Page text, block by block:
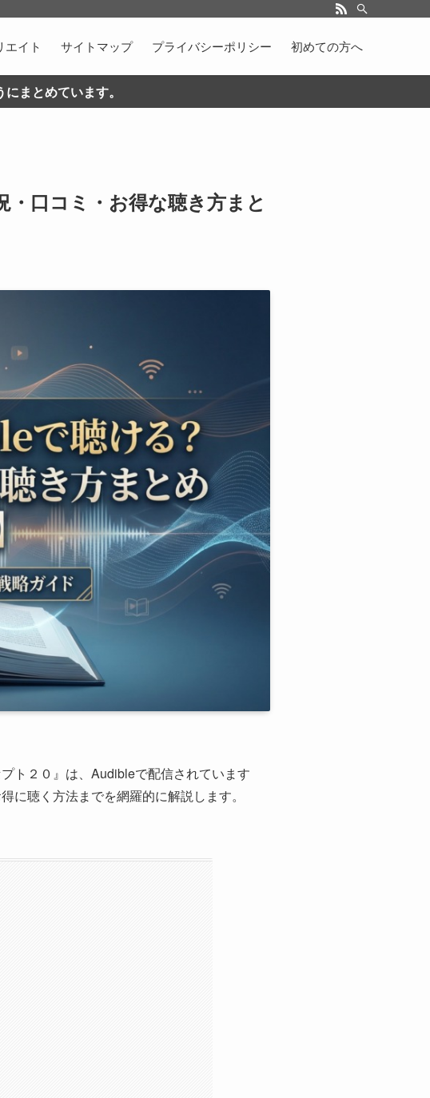
エイト サイトマップ プライバシーポリシー 初めての方へ
まとめています。
・口コミ・お得な聴き方まと
ト２０』は、Audibleで配信されています
に聴く方法までを網羅的に解説します。